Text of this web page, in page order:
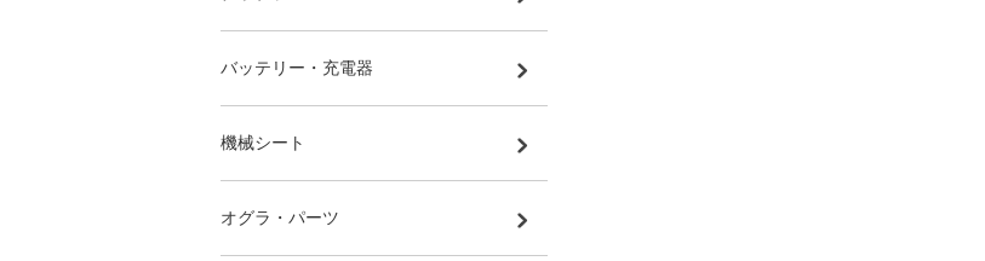
バッテリー・充電器
機械シート
オグラ・パーツ